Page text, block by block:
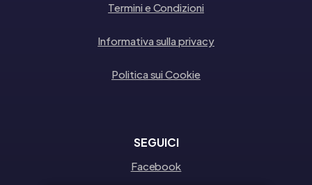
Termini e Condizioni
Informativa sulla privacy
Politica sui Cookie
SEGUICI
Facebook